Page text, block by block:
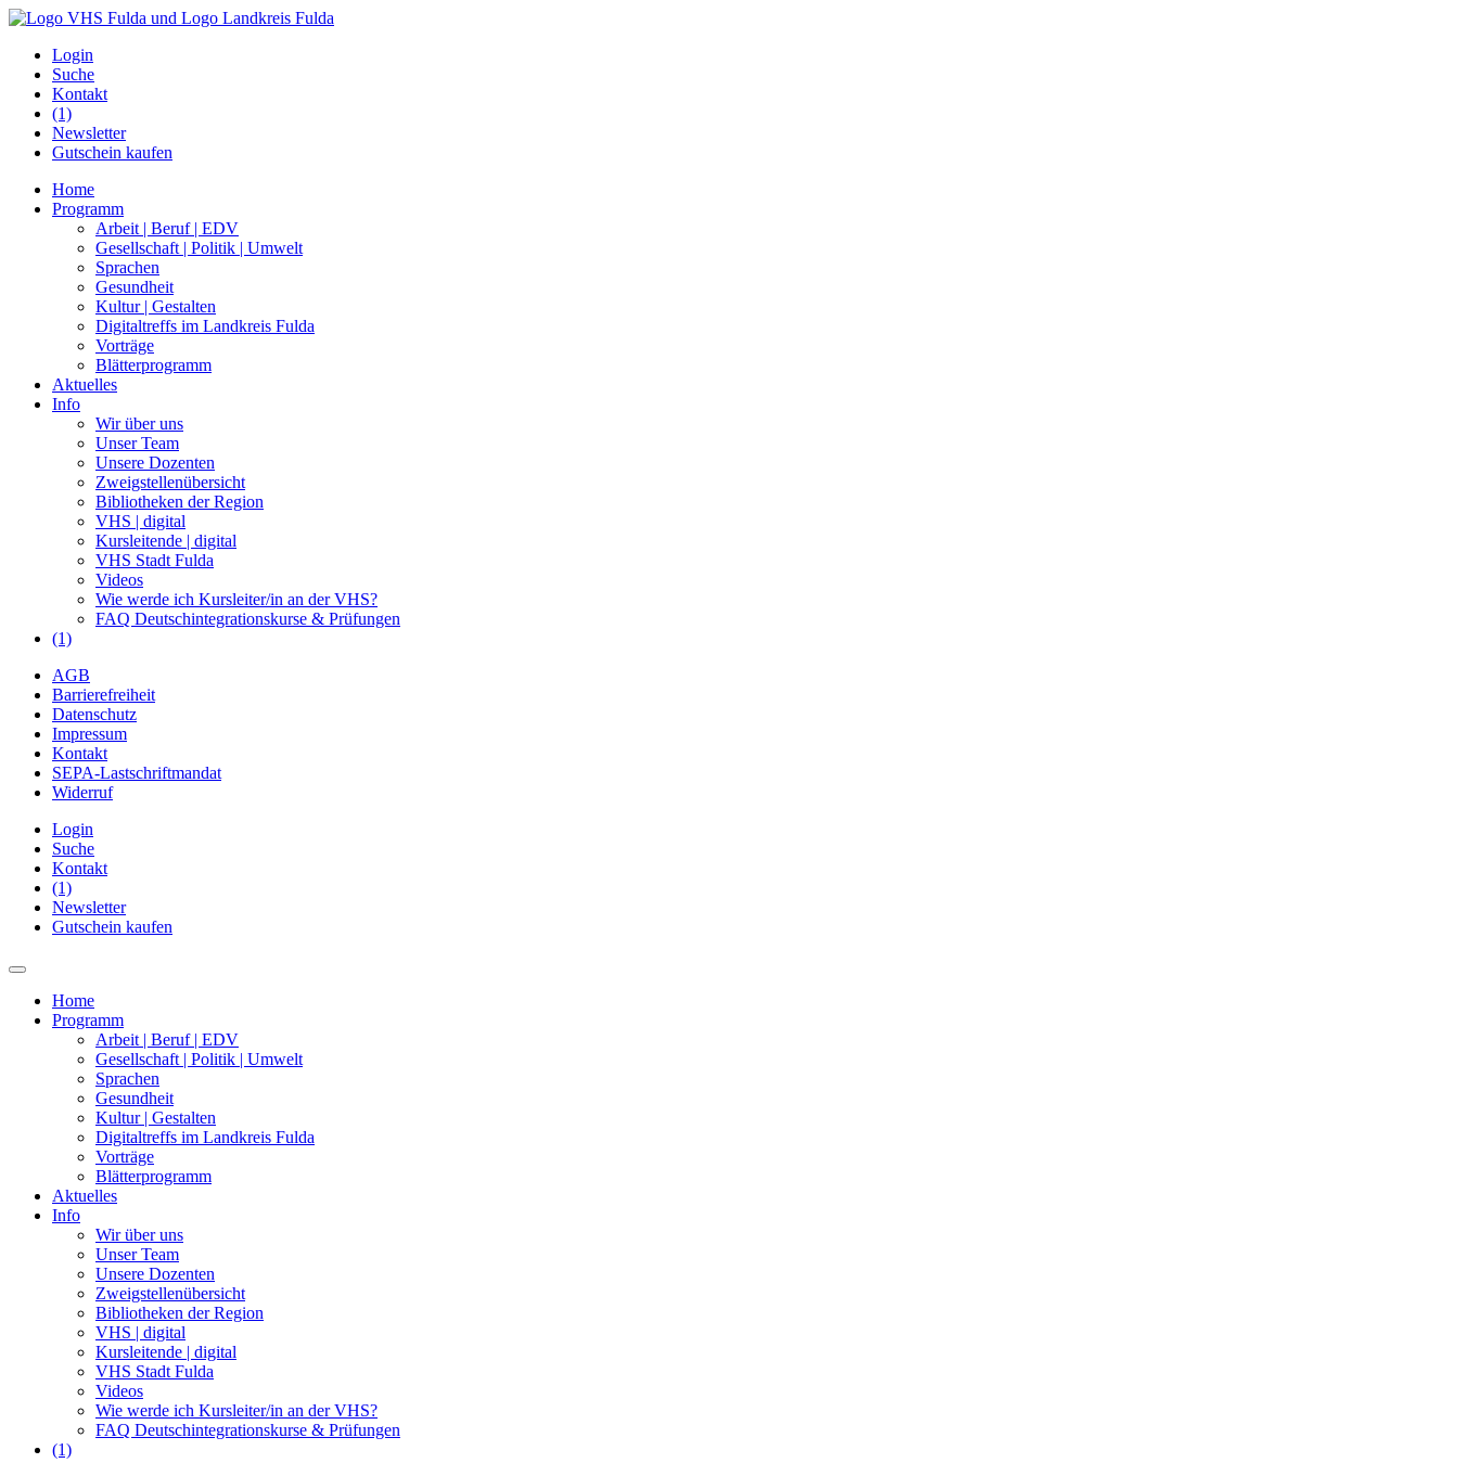
Login
Suche
Kontakt
(1)
Newsletter
Gutschein kaufen
Home
Programm
Arbeit | Beruf | EDV
Gesellschaft | Politik | Umwelt
Sprachen
Gesundheit
Kultur | Gestalten
Digitaltreffs im Landkreis Fulda
Vorträge
Blätterprogramm
Aktuelles
Info
Wir über uns
Unser Team
Unsere Dozenten
Zweigstellenübersicht
Bibliotheken der Region
VHS | digital
Kursleitende | digital
VHS Stadt Fulda
Videos
Wie werde ich Kursleiter/in an der VHS?
FAQ Deutschintegrationskurse & Prüfungen
(1)
AGB
Barrierefreiheit
Datenschutz
Impressum
Kontakt
SEPA-Lastschriftmandat
Widerruf
Login
Suche
Kontakt
(1)
Newsletter
Gutschein kaufen
Home
Programm
Arbeit | Beruf | EDV
Gesellschaft | Politik | Umwelt
Sprachen
Gesundheit
Kultur | Gestalten
Digitaltreffs im Landkreis Fulda
Vorträge
Blätterprogramm
Aktuelles
Info
Wir über uns
Unser Team
Unsere Dozenten
Zweigstellenübersicht
Bibliotheken der Region
VHS | digital
Kursleitende | digital
VHS Stadt Fulda
Videos
Wie werde ich Kursleiter/in an der VHS?
FAQ Deutschintegrationskurse & Prüfungen
(1)